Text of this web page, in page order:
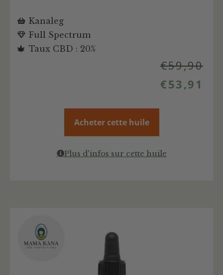
Kanaleg
Full Spectrum
Taux CBD : 20%
€59,90
€53,91
Acheter cette huile
Plus d'infos sur cette huile